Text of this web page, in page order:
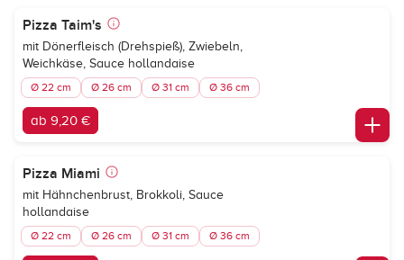
Pizza Taim's
mit Dönerfleisch (Drehspieß), Zwiebeln,
Weichkäse, Sauce hollandaise
Ø 22 cm Ø 26 cm Ø 31 cm Ø 36 cm
ab 9,20 €
Pizza Miami
mit Hähnchenbrust, Brokkoli, Sauce
hollandaise
Ø 22 cm Ø 26 cm Ø 31 cm Ø 36 cm